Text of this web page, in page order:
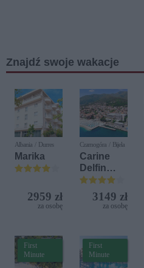
Znajdź swoje wakacje
Albania / Durres
Marika
2959 zł
za osobę
Czarnogóra / Bijela
Carine
Delfin
Bijela (ex.
Iberostar
Bijela
3149 zł
za osobę
First
Minute
First
Minute